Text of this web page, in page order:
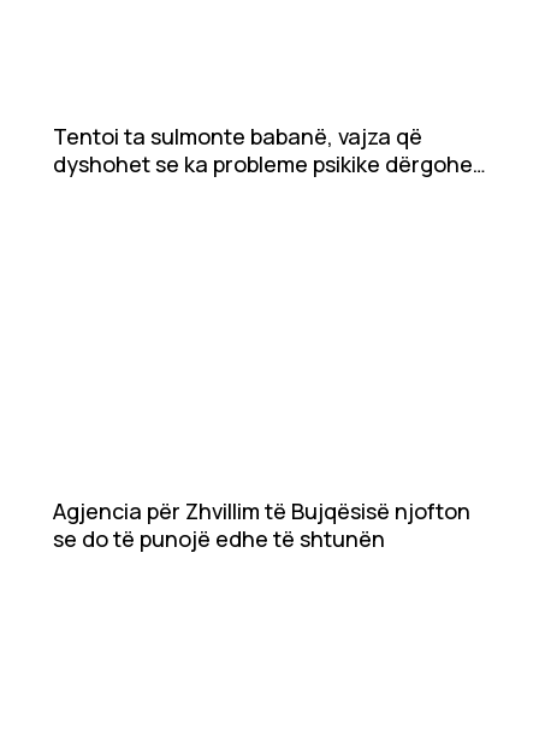
Tentoi ta sulmonte babanë, vajza që
dyshohet se ka probleme psikike dërgohet
Agjencia për Zhvillim të Bujqësisë njofton
se do të punojë edhe të shtunën